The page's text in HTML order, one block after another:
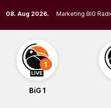
to
content
08. Aug 2026. Marketing BIG
BiG 1